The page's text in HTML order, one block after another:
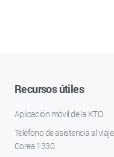
Recursos útiles
Aplicación móvil de la KTO
Teléfono de asistencia al
Corea 1330